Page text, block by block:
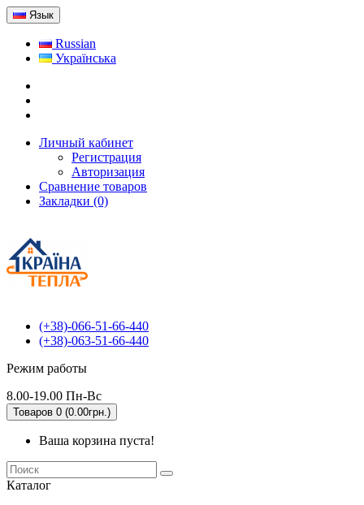
Язык
Russian
Українська
Личный кабинет
Регистрация
Авторизация
Сравнение товаров
Закладки (0)
(+38)-066-51-66-440
(+38)-063-51-66-440
Режим работы
8.00-19.00 Пн-Вс
Товаров 0 (0.00грн.)
Ваша корзина пуста!
Каталог